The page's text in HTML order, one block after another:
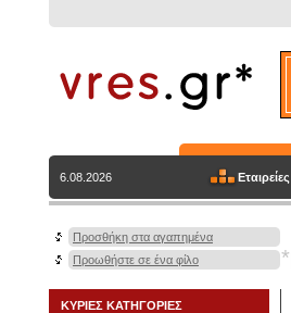
6.08.2026 Εταιρείες
Προσθήκη στα αγαπημένα
Προωθήστε σε ένα φίλο
ΚΥΡΙΕΣ ΚΑΤΗΓΟΡΙΕΣ